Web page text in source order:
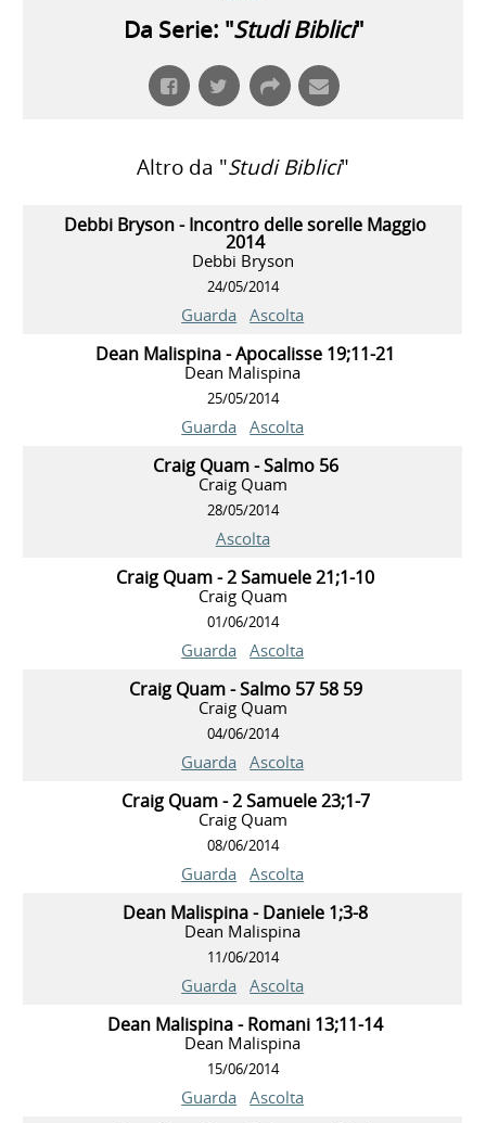
Da Serie: "Studi Biblici"
Altro da "Studi Biblici"
Debbi Bryson - Incontro delle sorelle Maggio
2014
Debbi Bryson
24/05/2014
Guarda Ascolta
Dean Malispina - Apocalisse 19;11-21
Dean Malispina
25/05/2014
Guarda Ascolta
Craig Quam - Salmo 56
Craig Quam
28/05/2014
Ascolta
Craig Quam - 2 Samuele 21;1-10
Craig Quam
01/06/2014
Guarda Ascolta
Craig Quam - Salmo 57 58 59
Craig Quam
04/06/2014
Guarda Ascolta
Craig Quam - 2 Samuele 23;1-7
Craig Quam
08/06/2014
Guarda Ascolta
Dean Malispina - Daniele 1;3-8
Dean Malispina
11/06/2014
Guarda Ascolta
Dean Malispina - Romani 13;11-14
Dean Malispina
15/06/2014
Guarda Ascolta